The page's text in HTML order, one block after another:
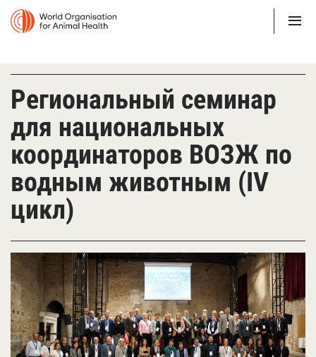
Региональный семинар
для национальных
координаторов ВОЗЖ по
водным животным (IV
цикл)